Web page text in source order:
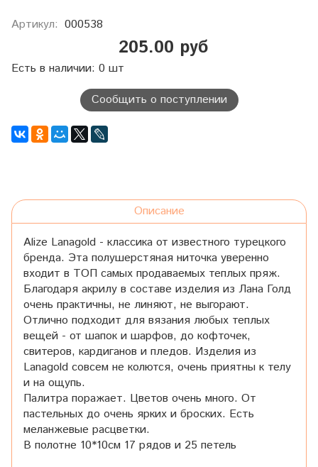
Артикул: 000538
205.00 руб
Есть в наличии: 0 шт
Сообщить о поступлении
Описание
Alize Lanagold - классика от известного турецкого
бренда. Эта полушерстяная ниточка уверенно
входит в ТОП самых продаваемых теплых пряж.
Благодаря акрилу в составе изделия из Лана Голд
очень практичны, не линяют, не выгорают.
Отлично подходит для вязания любых теплых
вещей - от шапок и шарфов, до кофточек,
свитеров, кардиганов и пледов. Изделия из
Lanagold совсем не колются, очень приятны к телу
и на ощупь.
Палитра поражает. Цветов очень много. От
пастельных до очень ярких и броских. Есть
меланжевые расцветки.
В полотне 10*10см 17 рядов и 25 петель